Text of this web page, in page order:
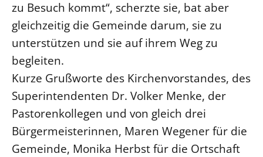
zu Besuch kommt“, scherzte sie, bat aber
gleichzeitig die Gemeinde darum, sie zu
unterstützen und sie auf ihrem Weg zu
begleiten.
Kurze Grußworte des Kirchenvorstandes, des
Superintendenten Dr. Volker Menke, der
Pastorenkollegen und von gleich drei
Bürgermeisterinnen, Maren Wegener für die
Gemeinde, Monika Herbst für die Ortschaft